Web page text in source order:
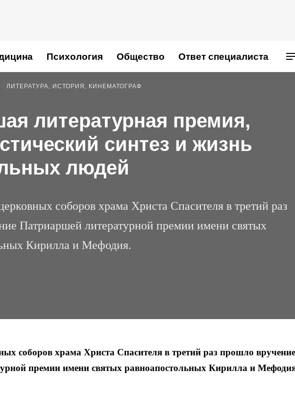
Психология Общество Ответ специалиста
ЛИТЕРАТУРА, ИСТОРИЯ, КИНЕМАТОГРАФ
литературная премия,
синтез и жизнь
людей
соборов храма Христа Спасителя в третий раз
Патриаршей литературной премии имени святых
Кирилла и Мефодия.
соборов храма Христа Спасителя в третий раз прошло вручение
премии имени святых равноапостольных Кирилла и